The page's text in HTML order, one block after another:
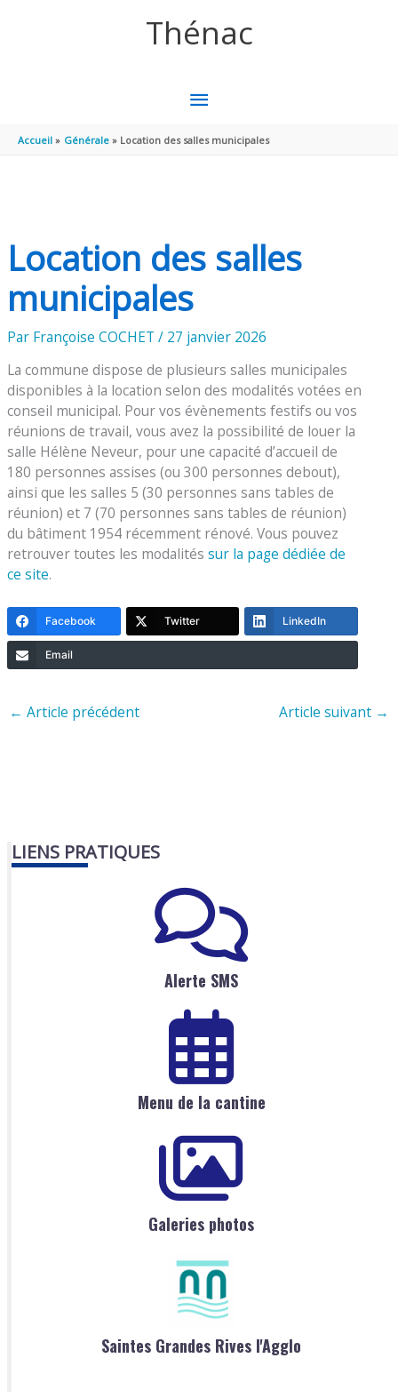
Thénac
MENU
PRINCIPAL
Accueil Générale Location des salles municipales
Location des salles
municipales
Par Françoise COCHET/ 27 janvier 2026
La commune dispose de plusieurs salles municipales
disponibles à la location selon des modalités votées en
conseil municipal. Pour vos évènements festifs ou vos
réunions de travail, vous avez la possibilité de louer la
salle Hélène Neveur, pour une capacité d’accueil de
180 personnes assises (ou 300 personnes debout),
ainsi que les salles 5 (30 personnes sans tables de
réunion) et 7 (70 personnes sans tables de réunion)
du bâtiment 1954 récemment rénové. Vous pouvez
retrouver toutes les modalitéssur la page dédiée de
ce site.
Facebook Twitter LinkedIn
Email
← Article précédent Article suivant →
LIENS PRATIQUES
Alerte SMS
Menu de la cantine
Galeries photos
Saintes Grandes Rives l'Agglo